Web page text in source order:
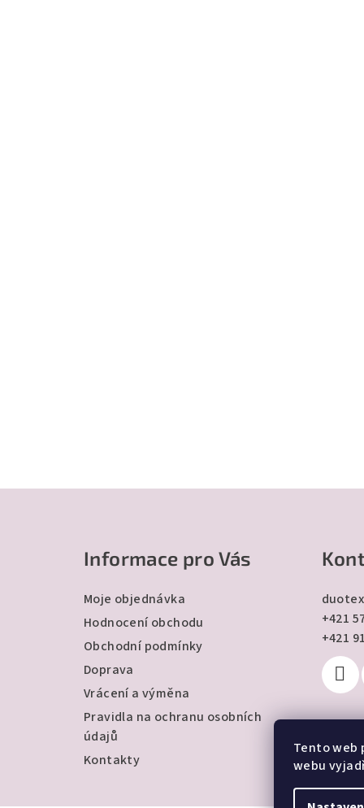
Tento web
webu
Informace pro Vás
Moje objednávka
Hodnocení obchodu
Obchodní podmínky
Doprava
Vrácení a výměna
Pravidla na ochranu osobních
údajů
Kontakty
duotex
+421
+421